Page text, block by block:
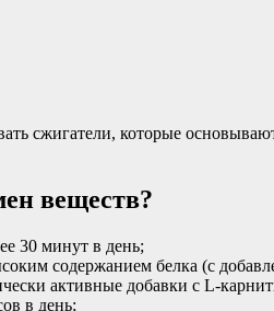
сжигатели, которые
веществ?
30 минут в день;
содержанием белка (с
активные добавки с L-
в день;